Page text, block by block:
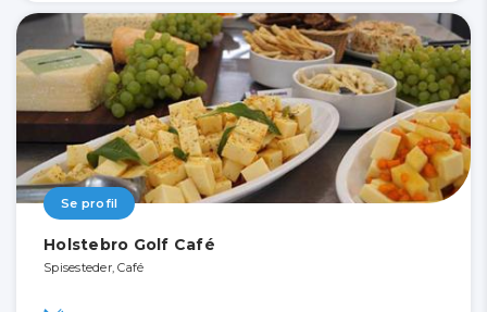
Se profil
Holstebro Golf Café
Spisesteder, Café